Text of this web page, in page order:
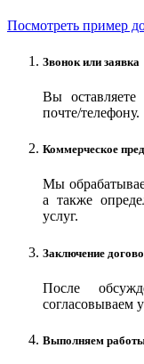
Посмотреть пример
Звонок или заявка
Вы
почте/телефону.
Коммерческое
Мы
а также
услуг.
Заключение
После
согласовываем
Выполняем